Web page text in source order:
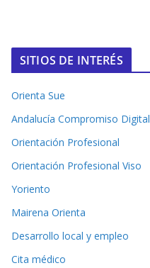
SITIOS DE INTERÉS
Orienta Sue
Andalucía Compromiso Digital
Orientación Profesional
Orientación Profesional Viso
Yoriento
Mairena Orienta
Desarrollo local y empleo
Cita médico